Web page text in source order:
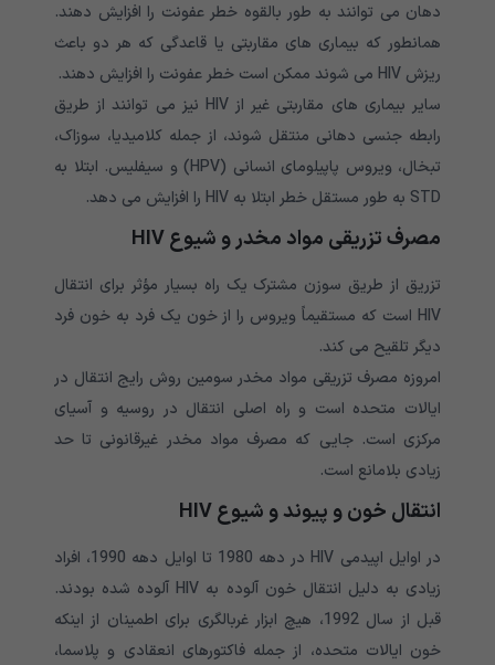
دهان می توانند به طور بالقوه خطر عفونت را افزایش دهند.
همانطور که بیماری های مقاربتی یا قاعدگی که هر دو باعث
ریزش HIV می شوند ممکن است خطر عفونت را افزایش دهند.
سایر بیماری های مقاربتی غیر از HIV نیز می توانند از طریق
رابطه جنسی دهانی منتقل شوند، از جمله کلامیدیا، سوزاک،
تبخال، ویروس پاپیلومای انسانی (HPV) و سیفلیس. ابتلا به
STD به طور مستقل خطر ابتلا به HIV را افزایش می دهد.
مصرف تزریقی مواد مخدر و شیوع HIV
تزریق از طریق سوزن مشترک یک راه بسیار مؤثر برای انتقال
HIV است که مستقیماً ویروس را از خون یک فرد به خون فرد
دیگر تلقیح می کند.
امروزه مصرف تزریقی مواد مخدر سومین روش رایج انتقال در
ایالات متحده است و راه اصلی انتقال در روسیه و آسیای
مرکزی است. جایی که مصرف مواد مخدر غیرقانونی تا حد
زیادی بلامانع است.
انتقال خون و پیوند و شیوع HIV
در اوایل اپیدمی HIV در دهه 1980 تا اوایل دهه 1990، افراد
زیادی به دلیل انتقال خون آلوده به HIV آلوده شده بودند.
قبل از سال 1992، هیچ ابزار غربالگری برای اطمینان از اینکه
خون ایالات متحده، از جمله فاکتورهای انعقادی و پلاسما،